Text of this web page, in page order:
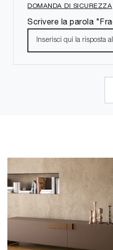
DOMANDA DI SICUREZZA
Scrivere la parola